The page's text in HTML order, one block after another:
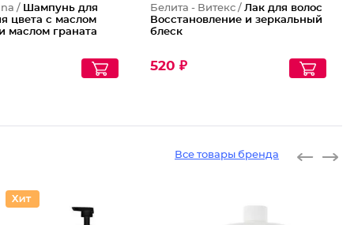
/ Шампунь для
цвета с маслом
маслом граната
Белита - Витекс /Лак для волос
Восстановление и зеркальный
блеск
520 ₽
Все товары бренда